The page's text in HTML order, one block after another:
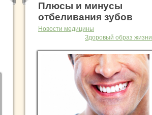
Плюсы и минусы
отбеливания зубов
Новости медицины
Здоровый образ жизни